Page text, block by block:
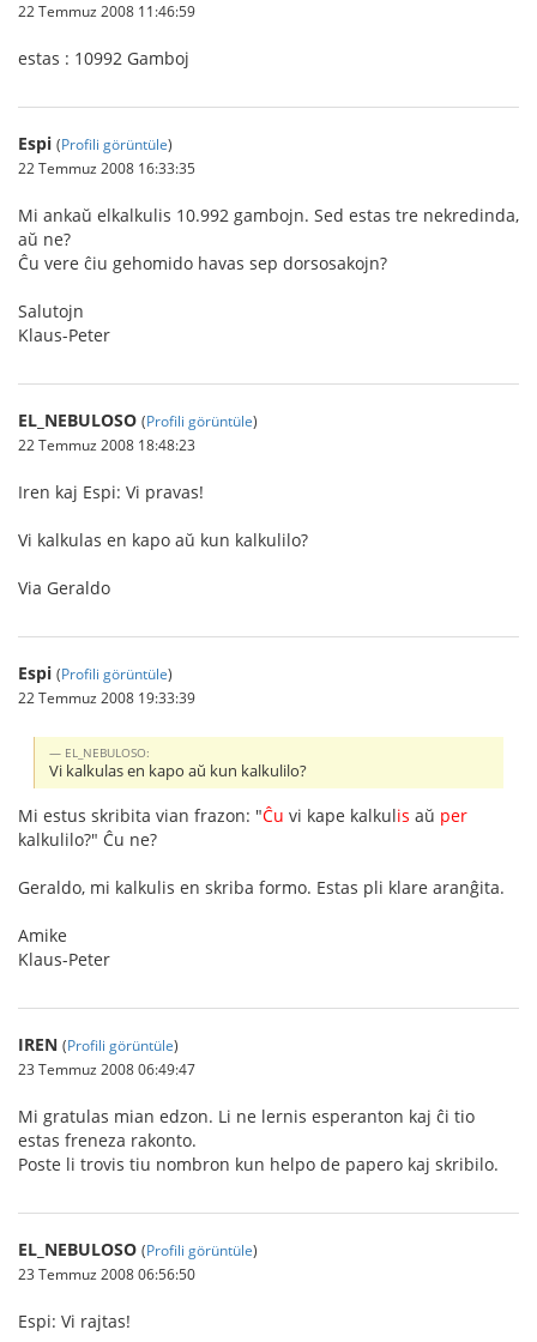
22 Temmuz 2008 11:46:59
estas : 10992 Gamboj
Espi (Profili görüntüle)
22 Temmuz 2008 16:33:35
Mi ankaŭ elkalkulis 10.992 gambojn. Sed estas tre nekredinda,
aŭ ne?
Ĉu vere ĉiu gehomido havas sep dorsosakojn?
Salutojn
Klaus-Peter
EL_NEBULOSO (Profili görüntüle)
22 Temmuz 2008 18:48:23
Iren kaj Espi: Vi pravas!
Vi kalkulas en kapo aŭ kun kalkulilo?
Via Geraldo
Espi (Profili görüntüle)
22 Temmuz 2008 19:33:39
EL_NEBULOSO:
Vi kalkulas en kapo aŭ kun kalkulilo?
Mi estus skribita vian frazon: "Ĉu vi kape kalkulis aŭ per
kalkulilo?" Ĉu ne?
Geraldo, mi kalkulis en skriba formo. Estas pli klare aranĝita.
Amike
Klaus-Peter
IREN (Profili görüntüle)
23 Temmuz 2008 06:49:47
Mi gratulas mian edzon. Li ne lernis esperanton kaj ĉi tio
estas freneza rakonto.
Poste li trovis tiu nombron kun helpo de papero kaj skribilo.
EL_NEBULOSO (Profili görüntüle)
23 Temmuz 2008 06:56:50
Espi: Vi rajtas!